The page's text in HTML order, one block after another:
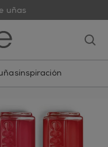
uñas
inspiración